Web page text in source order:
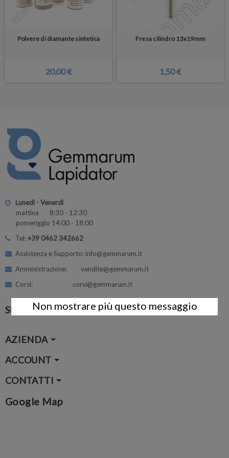
Polvere di diamante sintetica
20,00 €
Fresa cilindro 13x19mm
1,50 €
Lunedì - Venerdì
mattina 8:30 - 12:30
pomeriggio 14:00 - 18:00
Tel:+39 0462 342662
Assistenza e Supporto: info@gemmarum.it
Amministrazione: vendite@gemmarum.it
Corsi: corsi@gemmarum.it
SEGUICI
AZIENDA
ACCOUNT
CONTATTI
Google Map
Non mostrare più questo messaggio